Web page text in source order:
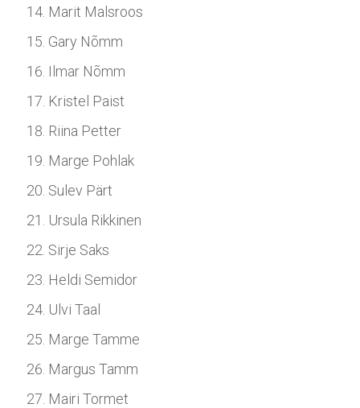
Marit Malsroos
Gary Nõmm
Ilmar Nõmm
Kristel Paist
Riina Petter
Marge Pohlak
Sulev Pärt
Ursula Rikkinen
Sirje Saks
Heldi Semidor
Ulvi Taal
Marge Tamme
Margus Tamm
Mairi Tormet